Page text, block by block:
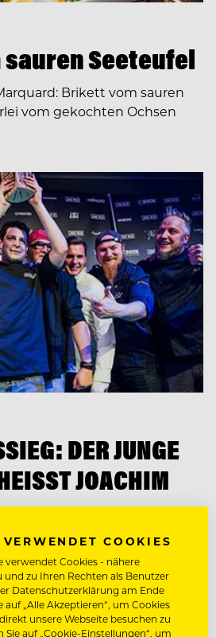
Seeteufel
Brikett vom sauren
vom gekochten Ochsen
DER JUNGE
JOACHIM
Jaud, Executive Sous Chef
Opus V in Mannheim (D), holte
der JUNGEN WILDEN, dem
COOKIES
verwendet Cookies - nähere
zu Ihren Rechten als Benutzer
Datenschutzerklärung am Ende
auf „Alle Akzeptieren“, um Cookies
unsere Webseite besuchen zu
Sie auf „Cookie-Einstellungen“, um